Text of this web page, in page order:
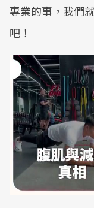
專業的事，我們
吧！